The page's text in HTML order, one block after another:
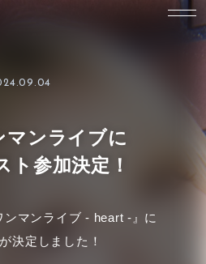
ンライブに
ト参加決定！
マンライブ - heart -』に
決定しました！